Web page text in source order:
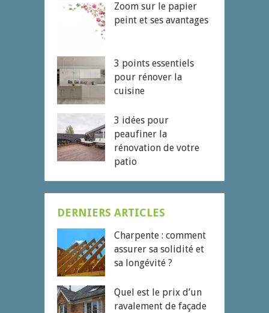
Zoom sur le papier
peint et ses avantages
3 points essentiels
pour rénover la
cuisine
3 idées pour
peaufiner la
rénovation de votre
patio
DERNIERS ARTICLES
Charpente : comment
assurer sa solidité et
sa longévité ?
Quel est le prix d’un
ravalement de façade